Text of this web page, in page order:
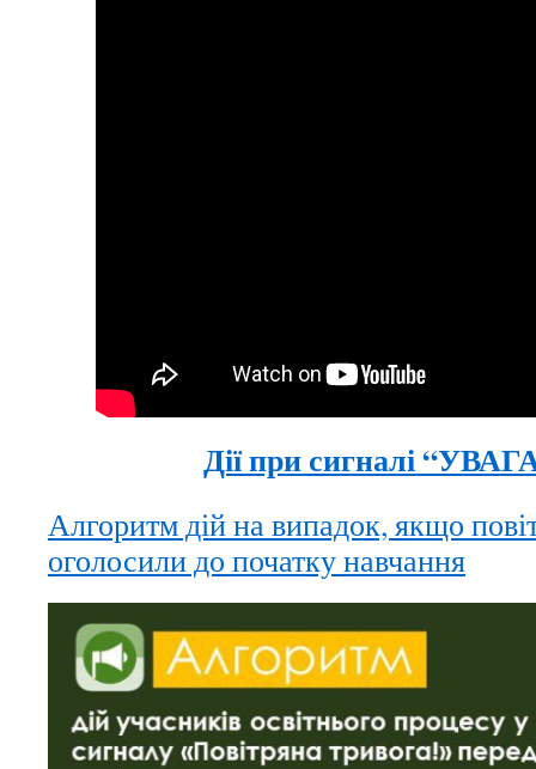
Дії при сигналі
Алгоритм дій на випадок, якщо
оголосили до початку навчання